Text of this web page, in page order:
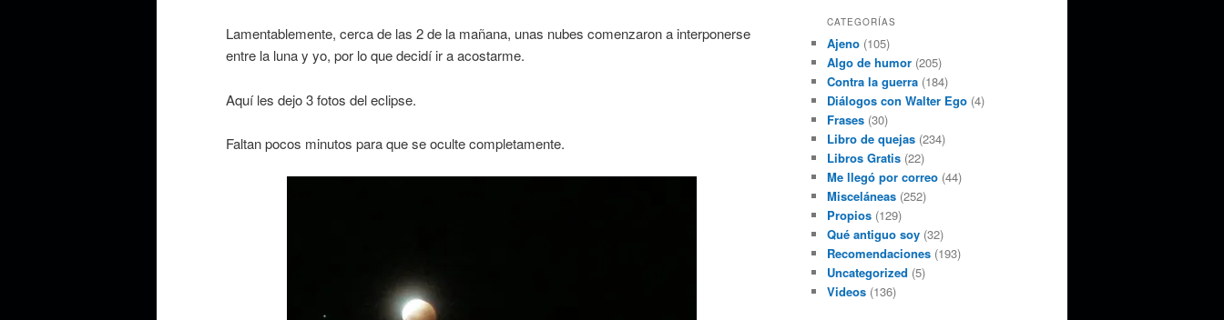
Lamentablemente, cerca de las 2 de la mañana, unas nubes comenzaron a interponerse
entre la luna y yo, por lo que decidí ir a acostarme.
Aquí les dejo 3 fotos del eclipse.
Faltan pocos minutos para que se oculte completamente.
CATEGORÍAS
Ajeno (105)
Algo de humor (205)
Contra la guerra (184)
Diálogos con Walter Ego (4)
Frases (30)
Libro de quejas (234)
Libros Gratis (22)
Me llegó por correo (44)
Misceláneas (252)
Propios (129)
Qué antiguo soy (32)
Recomendaciones (193)
Uncategorized (5)
Videos (136)